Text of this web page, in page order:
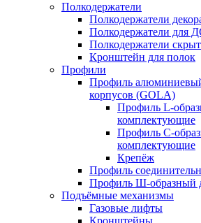
Полкодержатели
Полкодержатели
Полкодержатели для
Полкодержатели
Кронштейн для полок
Профили
Профиль
корпусов (GOLA)
Профиль L-
комплектующие
Профиль C-
комплектующие
Крепёж
Профиль
Профиль Ш-образный
Подъёмные механизмы
Газовые лифты
Кронштейны